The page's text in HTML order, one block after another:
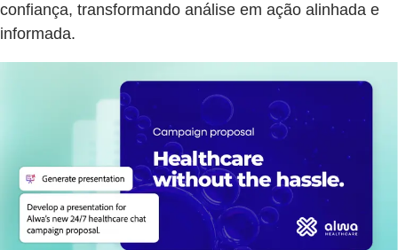
confiança, transformando análise em ação alinhada e
informada.